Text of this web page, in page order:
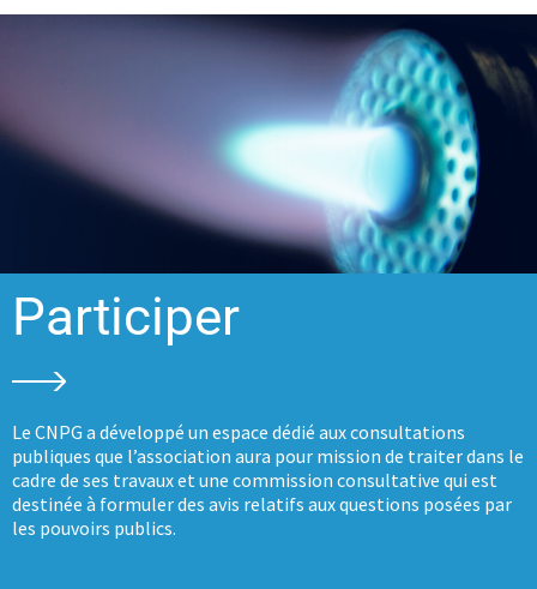
Participer
Le CNPG a développé un espace dédié aux consultations
publiques que l’association aura pour mission de traiter dans le
cadre de ses travaux et une commission consultative qui est
destinée à formuler des avis relatifs aux questions posées par
les pouvoirs publics.